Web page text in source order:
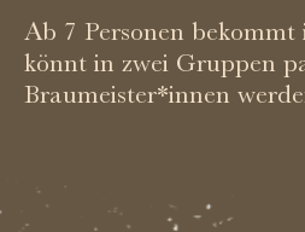
Ab 7 Personen
könnt in zwei Gruppen
Braumeister*innen